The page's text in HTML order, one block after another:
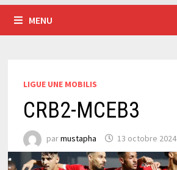
MENU
LIGUE UNE MOBILIS
CRB2-MCEB3
parmustapha 13 octobre 2024